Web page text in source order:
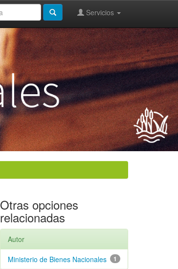
Servicios
Otras opciones
relacionadas
Autor
1
Ministerio de Bienes Nacionales